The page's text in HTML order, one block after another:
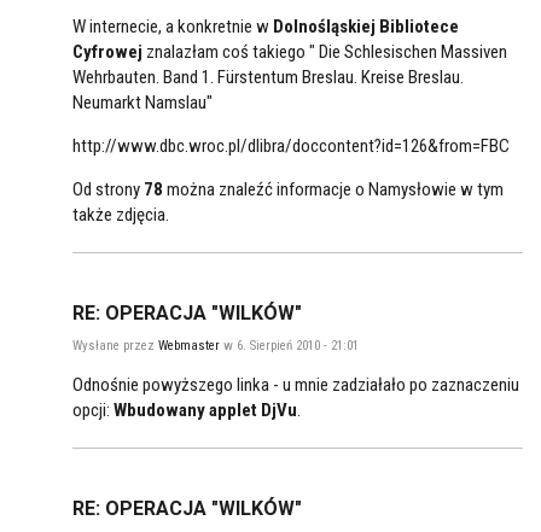
W internecie, a konkretnie w Dolnośląskiej Bibliotece
Cyfrowej znalazłam coś takiego " Die Schlesischen Massiven
Wehrbauten. Band 1. Fürstentum Breslau. Kreise Breslau.
Neumarkt Namslau"
http://www.dbc.wroc.pl/dlibra/doccontent?id=126&from=FBC
Od strony 78 można znaleźć informacje o Namysłowie w tym
także zdjęcia.
RE: OPERACJA "WILKÓW"
Wysłane przez Webmaster w 6. Sierpień 2010 - 21:01
Odnośnie powyższego linka - u mnie zadziałało po zaznaczeniu
opcji: Wbudowany applet DjVu.
RE: OPERACJA "WILKÓW"